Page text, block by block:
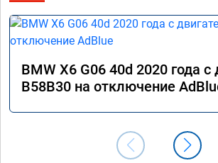
BMW X6 G06 40d 2020 года с
B58B30 на отключение